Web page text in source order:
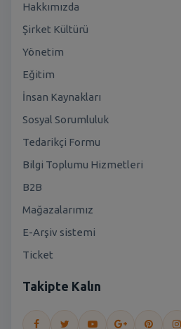
Hakkımızda
Şirket Kültürü
Yönetim
Eğitim
İnsan Kaynakları
Sosyal Sorumluluk
Tedarikçi Formu
Bilgi Toplumu Hizmetleri
B2B
Mağazalarımız
E-Arşiv sistemi
Ticket
Takipte Kalın